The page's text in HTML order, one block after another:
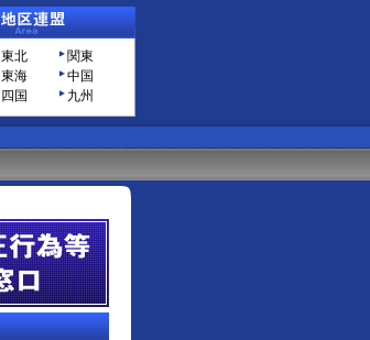
東北
関東
東海
中国
四国 九州